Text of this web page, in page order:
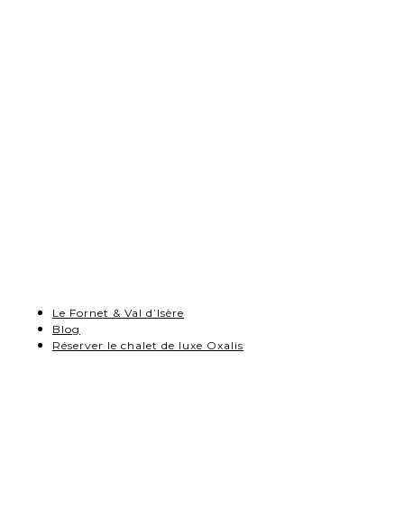
Le Fornet & Val d’Isère
Blog
Réserver le chalet de luxe Oxalis